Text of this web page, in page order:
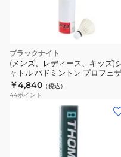
ブラックナイト
(メンズ、レディース、キッズ)
ャトル バドミントン プロフェザ
ー Poweful3 PF-6510-NO3
￥4,840 （税込）
44ポイント